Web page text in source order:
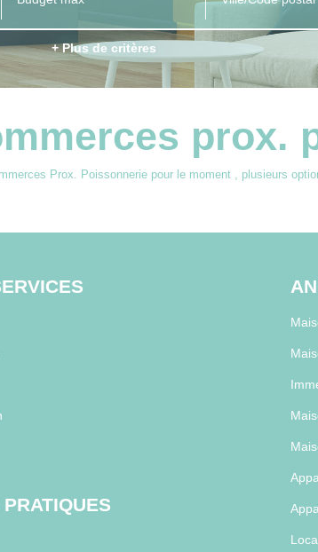
+ Plus de critères
prox.
Prox. Poissonnerie pour le moment , plusieurs